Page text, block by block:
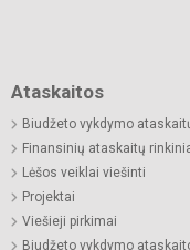
Ataskaitos
Biudžeto vykdymo
Finansinių ataskaitų
Lėšos veiklai viešinti
Projektai
Viešieji pirkimai
Biudžeto vykdymo